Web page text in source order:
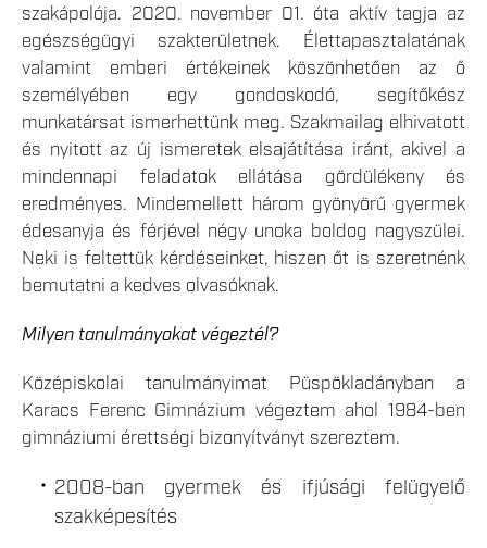
szakápolója. 2020. november 01. óta aktív tagja az
egészségügyi szakterületnek. Élettapasztalatának
valamint emberi értékeinek köszönhetően az ő
személyében egy gondoskodó, segítőkész
munkatársat ismerhettünk meg. Szakmailag elhivatott
és nyitott az új ismeretek elsajátítása iránt, akivel a
mindennapi feladatok ellátása gördülékeny és
eredményes. Mindemellett három gyönyörű gyermek
édesanyja és férjével négy unoka boldog nagyszülei.
Neki is feltettük kérdéseinket, hiszen őt is szeretnénk
bemutatni a kedves olvasóknak.
Milyen tanulmányokat végeztél?
Középiskolai tanulmányimat Püspökladányban a
Karacs Ferenc Gimnázium végeztem ahol 1984-ben
gimnáziumi érettségi bizonyítványt szereztem.
2008-ban gyermek és ifjúsági felügyelő
szakképesítés